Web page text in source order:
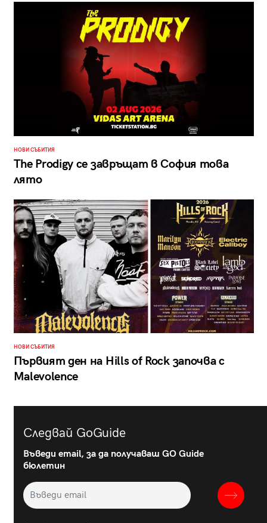
НОВИ СЪБИТИЯ
The Prodigy се завръщат в София това
лято
НОВИ СЪБИТИЯ
Първият ден на Hills of Rock започва с
Malevolence
Следвай GoGuide
Въведи email, за да получаваш GO Guide
бюлетин